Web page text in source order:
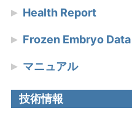
Health Report
Frozen Embryo Data
マニュアル
技術情報